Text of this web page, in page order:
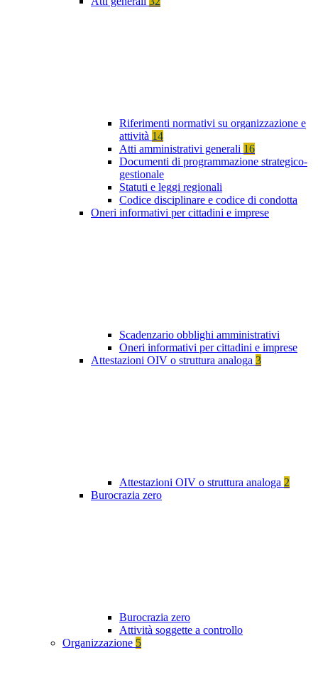
Riferimenti normativi su organizzazione e
attività 14
Atti amministrativi generali 16
Documenti di programmazione strategico-
gestionale
Statuti e leggi regionali
Codice disciplinare e codice di condotta
Oneri informativi per cittadini e imprese
Scadenzario obblighi amministrativi
Oneri informativi per cittadini e imprese
Attestazioni OIV o struttura analoga 3
Attestazioni OIV o struttura analoga 2
Burocrazia zero
Burocrazia zero
Attività soggette a controllo
Organizzazione 5